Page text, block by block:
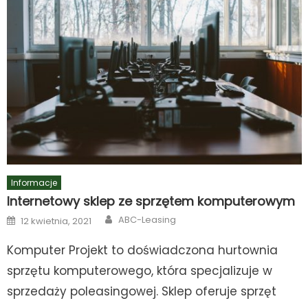
Informacje
Internetowy sklep ze sprzętem komputerowym
Posted
on
12 kwietnia, 2021 Author
ABC-Leasing
Komputer Projekt to doświadczona hurtownia
sprzętu komputerowego, która specjalizuje w
sprzedaży poleasingowej. Sklep oferuje sprzęt